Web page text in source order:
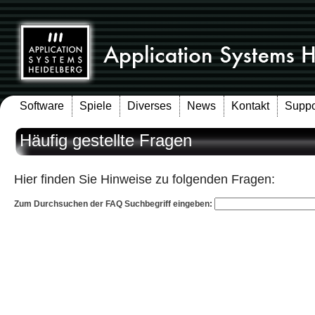
Software Spiele Diverses News Kontakt
Häufig gestellte Fragen
Hier finden Sie Hinweise zu folgenden Fragen:
Zum Durchsuchen der FAQ Suchbegriff eingeben: